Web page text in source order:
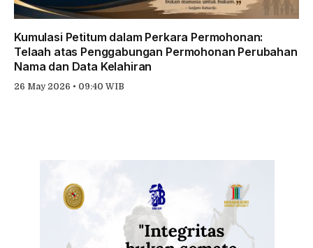
Kumulasi Petitum dalam Perkara Permohonan:
Telaah atas Penggabungan Permohonan Perubahan
Nama dan Data Kelahiran
26 May 2026 • 09:40 WIB